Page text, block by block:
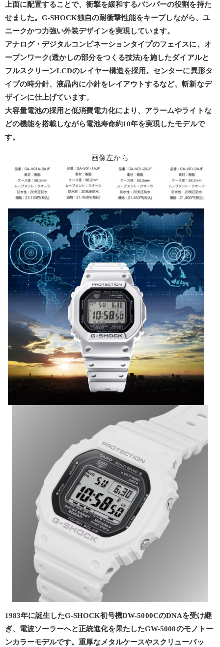
上面に配置することで、衝撃を緩和するバンパーの役割を持た
せました。G-SHOCK独自の耐衝撃性能をキープしながら、ユ
ニークかつ力強い外装デザインを実現しています。
アナログ・デジタルコンビネーションタイプのフェイスに、オ
ープンワーク(透かしの部分をつくる技法)を施したダイアルと
フルスクリーンLCDのレイヤー構造を採用。センターに異形タ
イプの時分針、液晶内に小針をレイアウトするなど、斬新なデ
ザインに仕上げています。
大容量電池の採用と低消費電力化により、アラームやライトな
どの機能を搭載しながら電池寿命約10年を実現したモデルで
す。
画像左から
1983年に誕生したG-SHOCK初号機DW-5000CのDNAを受け継
ぎ、電波ソーラーへと正統進化を果たしたGW-5000のモノトー
ンカラーモデルです。重厚なメタルケースやスクリューバッ